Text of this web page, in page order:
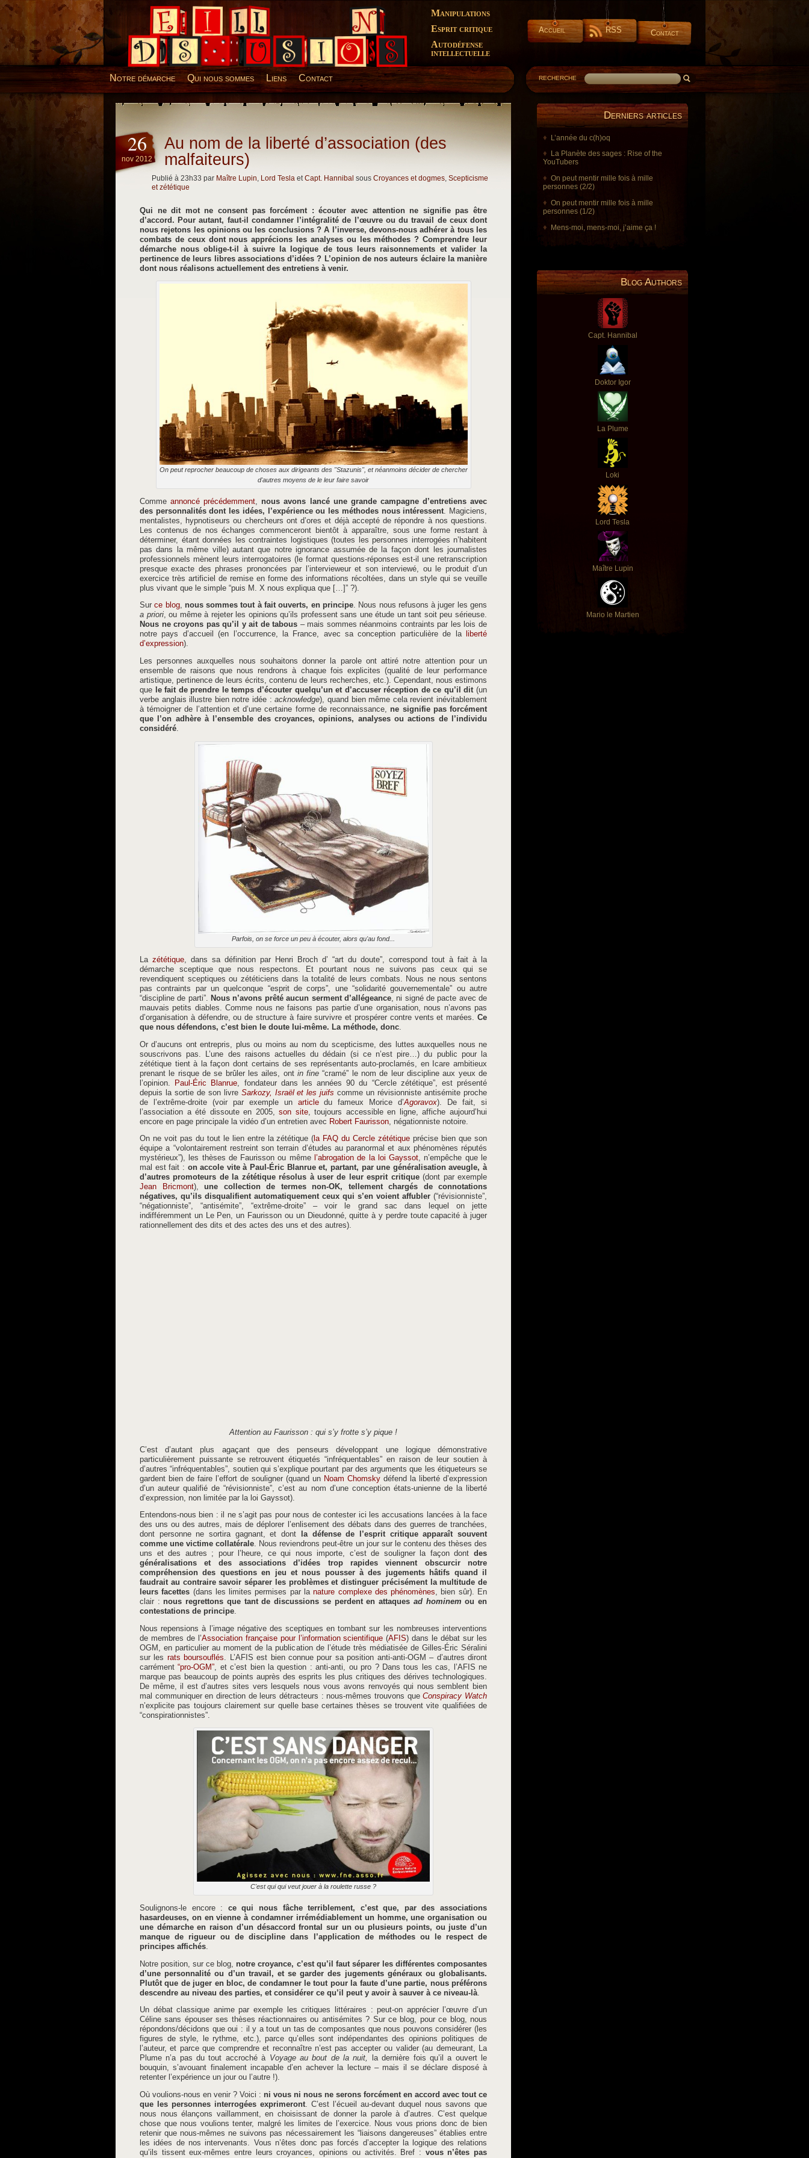
Desillusions
Manipulations
Esprit critique
Autodéfense
intellectuelle
Accueil RSS Contact
Notre démarche Qui nous sommes Liens Contact RECHERCHE
26
nov 2012
Au nom de la liberté d’association (des
malfaiteurs)
Publié à 23h33 par Maître Lupin, Lord Tesla etCapt. Hannibal sous Croyances et dogmes, Scepticisme
et zététique
Qui ne dit mot ne consent pas forcément : écouter avec attention ne signifie pas être
d’accord. Pour autant, faut-il condamner l’intégralité de l’œuvre ou du travail de ceux dont
nous rejetons les opinions ou les conclusions ? A l’inverse, devons-nous adhérer à tous les
combats de ceux dont nous apprécions les analyses ou les méthodes ? Comprendre leur
démarche nous oblige-t-il à suivre la logique de tous leurs raisonnements et valider la
pertinence de leurs libres associations d’idées ? L’opinion de nos auteurs éclaire la manière
dont nous réalisons actuellement des entretiens à venir.
On peut reprocher beaucoup de choses aux dirigeants des "Stazunis", et néanmoins décider de chercher
d'autres moyens de le leur faire savoir
Commeannoncé précédemment
nous avons lancé une grande campagne d’entretiens avec
des personnalités dont les idées, l’expérience ou les méthodes nous intéressent . Magiciens,
mentalistes, hypnotiseurs ou chercheurs ont d’ores et déjà accepté de répondre à nos questions.
Les contenus de nos échanges commenceront bientôt à apparaître, sous une forme restant à
déterminer, étant données les contraintes logistiques (toutes les personnes interrogées n’habitent
pas dans la même ville) autant que notre ignorance assumée de la façon dont les journalistes
professionnels mènent leurs interrogatoires (le format questions-réponses est-il une retranscription
presque exacte des phrases prononcées par l’intervieweur et son interviewé, ou le produit d’un
exercice très artificiel de remise en forme des informations récoltées, dans un style qui se veuille
plus vivant que le simple “puis M. X nous expliqua que […]” ?).
Surce blog, nous sommes tout à fait ouverts, en principe. Nous nous refusons à juger les gens
a priori, ou même à rejeter les opinions qu’ils professent sans une étude un tant soit peu sérieuse.
Nous ne croyons pas qu’il y ait de tabous – mais sommes néanmoins contraints par les lois de
notre pays d’accueil (en l’occurrence, la France, avec sa conception particulière de la
liberté
d’expression).
Les personnes auxquelles nous souhaitons donner la parole ont attiré notre attention pour un
ensemble de raisons que nous rendrons à chaque fois explicites (qualité de leur performance
artistique, pertinence de leurs écrits, contenu de leurs recherches, etc.). Cependant, nous estimons
que
le fait de prendre le temps d’écouter quelqu’un et d’accuser réception de ce qu’il dit(un
verbe anglais illustre bien notre idée :acknowledge), quand bien même cela revient inévitablement
à témoigner de l’attention et d’une certaine forme de reconnaissance, ne signifie pas forcément
que l’on adhère à l’ensemble des croyances, opinions, analyses ou actions de l’individu
considéré.
Parfois, on se force un peu à écouter, alors qu'au fond...
La zététique, dans sa définition par Henri Broch d’ “art du doute”, correspond tout à fait à la
démarche sceptique que nous respectons. Et pourtant nous ne suivons pas ceux qui se
revendiquent sceptiques ou zététiciens dans la totalité de leurs combats. Nous ne nous sentons
pas contraints par un quelconque “esprit de corps”, une “solidarité gouvernementale” ou autre
“discipline de parti”. Nous n’avons prêté aucun serment d’allégeance, ni signé de pacte avec de
mauvais petits diables. Comme nous ne faisons pas partie d’une organisation, nous n’avons pas
d’organisation à défendre, ou de structure à faire survivre et prospérer contre vents et marées. Ce
que nous défendons, c’est bien le doute lui-même. La méthode, donc.
Or d’aucuns ont entrepris, plus ou moins au nom du scepticisme, des luttes auxquelles nous ne
souscrivons pas. L’une des raisons actuelles du dédain (si ce n’est pire…) du public pour la
zététique tient à la façon dont certains de ses représentants auto-proclamés, en Icare ambitieux
prenant le risque de se brûler les ailes, ont in fine “cramé” le nom de leur discipline aux yeux de
l’opinion.
Paul-Éric Blanrue , fondateur dans les années 90 du “Cercle zététique”, est présenté
depuis la sortie de son livre Sarkozy, Israël et les juifs comme un révisionniste antisémite proche
de l’extrême-droite (voir par exemple un articledu fameux Morice d’Agoravox). De fait, si
l’association a été dissoute en 2005,son site, toujours accessible en ligne, affiche aujourd’hui
encore en page principale la vidéo d’un entretien avec Robert Faurisson , négationniste notoire.
On ne voit pas du tout le lien entre la zététique ( la FAQ du Cercle zététique précise bien que son
équipe a “volontairement restreint son terrain d’études au paranormal et aux phénomènes réputés
mystérieux”), les thèses de Faurisson ou même
l’abrogation de la loi Gayssot, n’empêche que le
mal est fait : on accole vite à Paul-Éric Blanrue et, partant, par une généralisation aveugle, à
d’autres promoteurs de la zététique résolus à user de leur esprit critique(dont par exemple
Jean Bricmont), une collection de termes non-OK, tellement chargés de connotations
négatives, qu’ils disqualifient automatiquement ceux qui s’en voient affubler (“révisionniste”,
“négationniste”, “antisémite”, “extrême-droite” – voir le grand sac dans lequel on jette
indifféremment un Le Pen, un Faurisson ou un Dieudonné, quitte à y perdre toute capacité à juger
rationnellement des dits et des actes des uns et des autres).
Attention au Faurisson : qui s’y frotte s’y pique !
C’est d’autant plus agaçant que des penseurs développant une logique démonstrative
particulièrement puissante se retrouvent étiquetés “infréquentables” en raison de leur soutien à
d’autres “infréquentables”, soutien qui s’explique pourtant par des arguments que les étiqueteurs se
gardent bien de faire l’effort de souligner (quand un Noam Chomsky défend la liberté d’expression
d’un auteur qualifié de “révisionniste”, c’est au nom d’une conception états-unienne de la liberté
d’expression, non limitée par la loi Gayssot).
Entendons-nous bien : il ne s’agit pas pour nous de contester ici les accusations lancées à la face
des uns ou des autres, mais de déplorer l’enlisement des débats dans des guerres de tranchées,
dont personne ne sortira gagnant, et dont
la défense de l’esprit critique apparaît souvent
comme une victime collatérale. Nous reviendrons peut-être un jour sur le contenu des thèses des
uns et des autres ; pour l’heure, ce qui nous importe, c’est de souligner la façon dont des
généralisations et des associations d’idées trop rapides viennent obscurcir notre
compréhension des questions en jeu et nous pousser à des jugements hâtifs quand il
faudrait au contraire savoir séparer les problèmes et distinguer précisément la multitude de
leurs facettes (dans les limites permises par lanature complexe des phénomènes, bien sûr). En
clair : nous regrettons que tant de discussions se perdent en attaques ad hominem ou en
contestations de principe.
Nous repensions à l’image négative des sceptiques en tombant sur les nombreuses interventions
de membres de l’Association française pour l’information scientifique (AFIS) dans le débat sur les
OGM, en particulier au moment de la publication de l’étude très médiatisée de Gilles-Éric Séralini
sur les rats boursouflés . L’AFIS est bien connue pour sa position anti-anti-OGM – d’autres diront
carrément“pro-OGM” , et c’est bien la question : anti-anti, ou pro ? Dans tous les cas, l’AFIS ne
marque pas beaucoup de points auprès des esprits les plus critiques des dérives technologiques.
De même, il est d’autres sites vers lesquels nous vous avons renvoyés qui nous semblent bien
mal communiquer en direction de leurs détracteurs : nous-mêmes trouvons queConspiracy Watch
n’explicite pas toujours clairement sur quelle base certaines thèses se trouvent vite qualifiées de
“conspirationnistes”.
C'est qui qui veut jouer à la roulette russe ?
Soulignons-le encore : ce qui nous fâche terriblement, c’est que, par des associations
hasardeuses, on en vienne à condamner irrémédiablement un homme, une organisation ou
une démarche en raison d’un désaccord frontal sur un ou plusieurs points, ou juste d’un
manque de rigueur ou de discipline dans l’application de méthodes ou le respect de
principes affichés.
Notre position, sur ce blog, notre croyance, c’est qu’il faut séparer les différentes composantes
d’une personnalité ou d’un travail, et se garder des jugements généraux ou globalisants.
Plutôt que de juger en bloc, de condamner le tout pour la faute d’une partie, nous préférons
descendre au niveau des parties, et considérer ce qu’il peut y avoir à sauver à ce niveau-là
Un débat classique anime par exemple les critiques littéraires : peut-on apprécier l’œuvre d’un
Céline sans épouser ses thèses réactionnaires ou antisémites ? Sur ce blog, pour ce blog, nous
répondons/décidons que oui : il y a tout un tas de composantes que nous pouvons considérer (les
figures de style, le rythme, etc.), parce qu’elles sont indépendantes des opinions politiques de
l’auteur, et parce que comprendre et reconnaître n’est pas accepter ou valider (au demeurant, La
Plume n’a pas du tout accroché à Voyage au bout de la nuit,
la dernière fois qu’il a ouvert le
bouquin, s’avouant finalement incapable d’en achever la lecture – mais il se déclare disposé à
retenter l’expérience un jour ou l’autre !).
Où voulions-nous en venir ? Voici : ni vous ni nous ne serons forcément en accord avec tout ce
que les personnes interrogées exprimeront . C’est l’écueil au-devant duquel nous savons que
nous nous élançons vaillamment, en choisissant de donner la parole à d’autres. C’est quelque
chose que nous voulions tenter, malgré les limites de l’exercice. Nous vous prions donc de bien
retenir que nous-mêmes ne suivons pas nécessairement les “liaisons dangereuses” établies entre
les idées de nos intervenants. Vous n’êtes donc pas forcés d’accepter la logique des relations
qu’ils tissent eux-mêmes entre leurs croyances, opinions ou activités. Bref : vous n’êtes pas
Derniers articles
L’année du c(h)oq
La Planète des sages : Rise of the
YouTubers
On peut mentir mille fois à mille
personnes (2/2)
On peut mentir mille fois à mille
personnes (1/2)
Mens-moi, mens-moi, j’aime ça !
Blog Authors
Capt. Hannibal
Doktor Igor
La Plume
Loki
Lord Tesla
Maître Lupin
Mario le Martien